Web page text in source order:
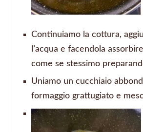
Continuiamo la cottura,
l’acqua e facendola
come se stessimo
Uniamo un cucchiaio
formaggio grattugiato e